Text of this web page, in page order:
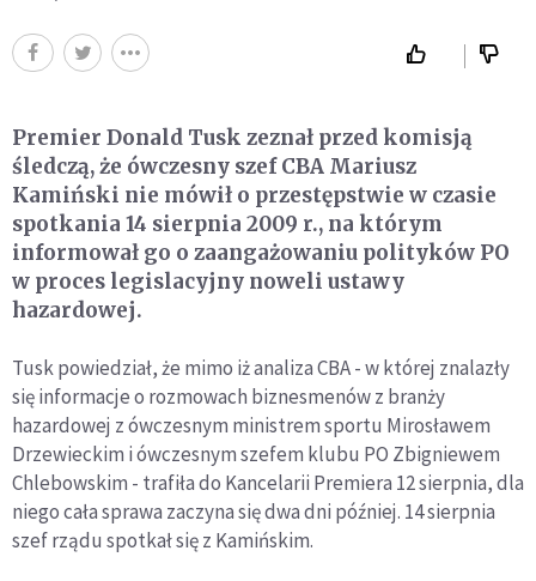
Premier Donald Tusk zeznał przed komisją
śledczą, że ówczesny szef CBA Mariusz
Kamiński nie mówił o przestępstwie w czasie
spotkania 14 sierpnia 2009 r., na którym
informował go o zaangażowaniu polityków PO
w proces legislacyjny noweli ustawy
hazardowej.
Tusk powiedział, że mimo iż analiza CBA - w której znalazły
się informacje o rozmowach biznesmenów z branży
hazardowej z ówczesnym ministrem sportu Mirosławem
Drzewieckim i ówczesnym szefem klubu PO Zbigniewem
Chlebowskim - trafiła do Kancelarii Premiera 12 sierpnia, dla
niego cała sprawa zaczyna się dwa dni później. 14 sierpnia
szef rządu spotkał się z Kamińskim.